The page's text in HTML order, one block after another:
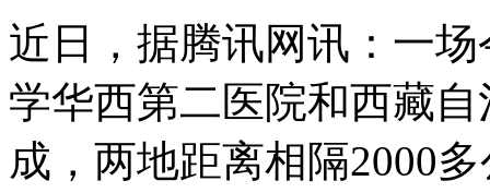
近日，据腾讯网讯：一
学华西第二医院和西藏
成，两地距离相隔2000